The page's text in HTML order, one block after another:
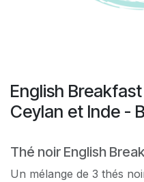
English
Ceylan et Inde -
Thé noir English
Un mélange de 3 thés